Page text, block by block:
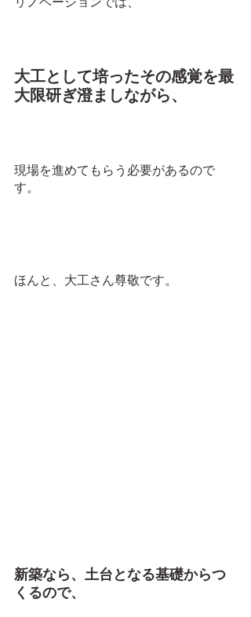
大工として培ったその感覚を最
大限研ぎ澄ましながら、
現場を進めてもらう必要があるので
す。
ほんと、大工さん尊敬です。
新築なら、土台となる基礎からつ
くるので、